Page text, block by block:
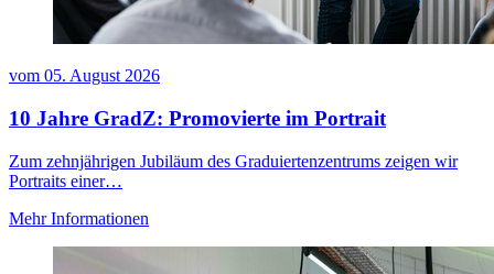
vom 05. August 2026
10 Jahre GradZ: Promovierte im Portrait
Zum zehnjährigen Jubiläum des Graduiertenzentrums zeigen wir
Portraits einer…
Mehr Informationen